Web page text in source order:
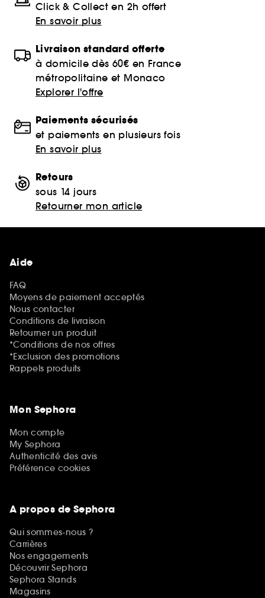
Click & Collect en 2h offert
En savoir plus
Livraison standard offerte
à domicile dès 60€ en France
métropolitaine et Monaco
Explorer l'offre
Paiements sécurisés
et paiements en plusieurs fois
En savoir plus
Retours
sous 14 jours
Retourner mon article
Aide
FAQ
Moyens de paiement acceptés
Nous contacter
Conditions de livraison
Retourner un produit
*Conditions de nos offres
*Exclusion des promotions
Rappels produits
Mon Sephora
Mon compte
My Sephora
Authenticité des avis
Préférence cookies
A propos de Sephora
Qui sommes-nous ?
Carrières
Nos engagements
Découvrir Sephora
Sephora Stands
Magasins